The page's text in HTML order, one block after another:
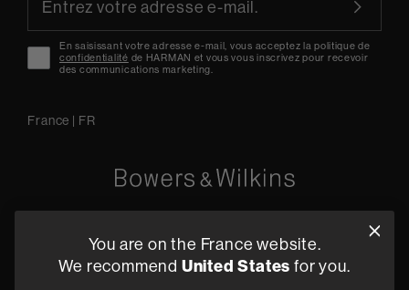
En saisissant votre adresse e-mail, vous acceptez la politique de
confidentialité de HARMAN et vous vous inscrivez pour recevoir
des communications marketing.
France | FR
+33 (1) 89 54 63 64
You are on the France website.
We recommend United States for you.